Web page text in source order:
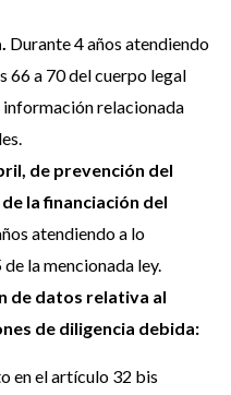
Durante 4 años atendiendo
66 a 70 del cuerpo legal
información relacionada
de prevención del
la financiación del
atendiendo a lo
la mencionada ley.
de datos relativa al
de diligencia debida:
en el artículo 32 bis